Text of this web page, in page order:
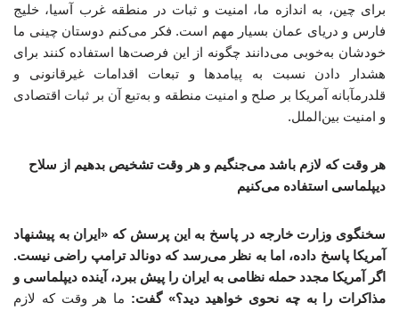
برای چین، به اندازه ما، امنیت و ثبات در منطقه غرب آسیا، خلیج
فارس و دریای عمان بسیار مهم است. فکر می‌کنم دوستان چینی ما
خودشان به‌خوبی می‌دانند چگونه از این فرصت‌ها استفاده کنند برای
هشدار دادن نسبت به پیامدها و تبعات اقدامات غیرقانونی و
قلدرمآبانه آمریکا بر صلح و امنیت منطقه و به‌تبع آن بر ثبات اقتصادی
و امنیت بین‌الملل.
هر وقت که لازم باشد می‌جنگیم و هر وقت تشخیص بدهیم از سلاح
دیپلماسی استفاده می‌کنیم
سخنگوی وزارت خارجه در پاسخ به این پرسش که «ایران به پیشنهاد
آمریکا پاسخ داده، اما به نظر می‌رسد که دونالد ترامپ راضی نیست.
اگر آمریکا مجدد حمله نظامی به ایران را پیش ببرد، آینده دیپلماسی و
مذاکرات را به چه نحوی خواهید دید؟» گفت: ما هر وقت که لازم